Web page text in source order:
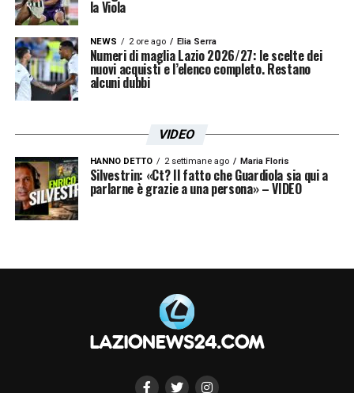
la Viola
NEWS 2 ore ago Elia Serra
Numeri di maglia Lazio 2026/27: le scelte dei
nuovi acquisti e l’elenco completo. Restano
alcuni dubbi
VIDEO
HANNO DETTO 2 settimane ago Maria Floris
Silvestrin: «Ct? Il fatto che Guardiola sia qui a
parlarne è grazie a una persona» – VIDEO